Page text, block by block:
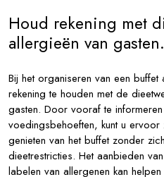
Houd rekening met
allergieën van gasten.
Bij het organiseren van een buffet
rekening te houden met de
gasten. Door vooraf te
voedingsbehoeften, kunt u
genieten van het buffet zonder
dieetrestricties. Het aanbieden
labelen van allergenen kan